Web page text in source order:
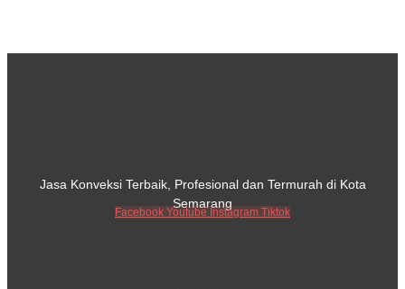
Jasa Konveksi Terbaik, Profesional dan Termurah di Kota
Semarang
Facebook Youtube Instagram Tiktok